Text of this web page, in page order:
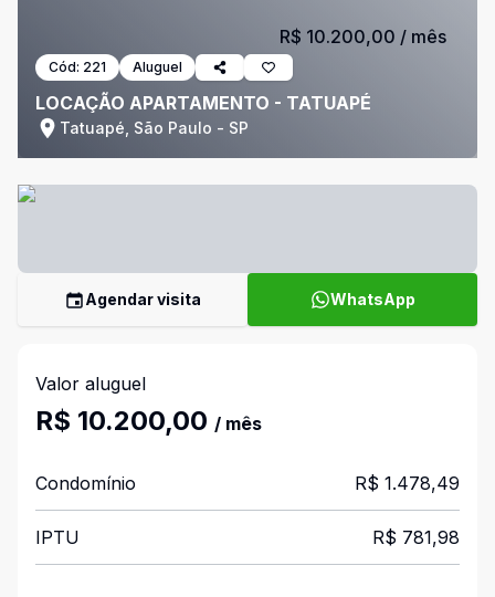
Cód: 221 Aluguel
LOCAÇÃO APARTAMENTO - TATUAPÉ
Tatuapé, São Paulo - SP
R$ 10.200,00 / mês
Agendar visita WhatsApp
Valor aluguel
R$ 10.200,00 / mês
Condomínio R$ 1.478,49
IPTU R$ 781,98